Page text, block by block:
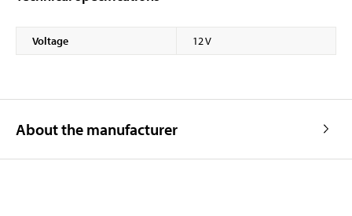
Voltage 12 V
About the manufacturer